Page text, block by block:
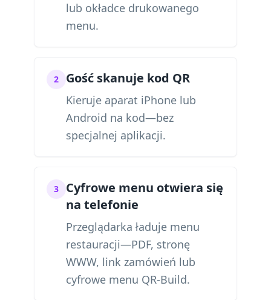
lub okładce drukowanego
menu.
2 Gość skanuje kod QR
Kieruje aparat iPhone lub
Android na kod—bez
specjalnej aplikacji.
3
Cyfrowe menu otwiera się
na telefonie
Przeglądarka ładuje menu
restauracji—PDF, stronę
WWW, link zamówień lub
cyfrowe menu QR-Build.